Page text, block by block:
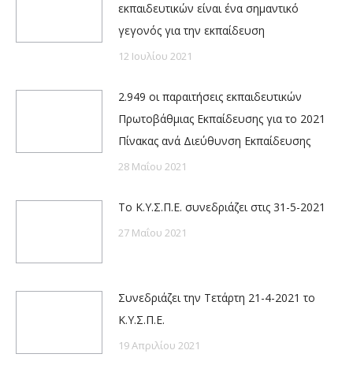
εκπαιδευτικών είναι ένα σημαντικό
γεγονός για την εκπαίδευση
12 Ιουλίου 2021
2.949 οι παραιτήσεις εκπαιδευτικών
Πρωτοβάθμιας Εκπαίδευσης για το 2021
Πίνακας ανά Διεύθυνση Εκπαίδευσης
28 Μαΐου 2021
Το Κ.Υ.Σ.Π.Ε. συνεδριάζει στις 31-5-2021
27 Μαΐου 2021
Συνεδριάζει την Τετάρτη 21-4-2021 το
Κ.Υ.Σ.Π.Ε.
19 Απριλίου 2021